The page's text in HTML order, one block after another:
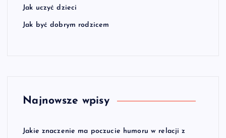
Jak uczyć dzieci
Jak być dobrym rodzicem
Najnowsze wpisy
Jakie znaczenie ma poczucie humoru w relacji z